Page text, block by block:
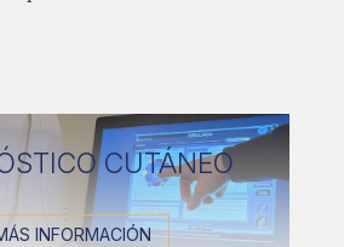
CUTÁNEO
INFORMACIÓN